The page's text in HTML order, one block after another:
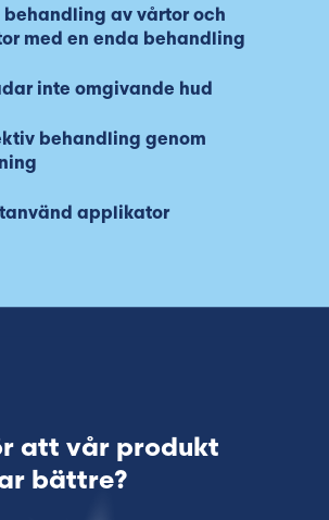
behandling av vårtor och
med en enda behandling
inte omgivande hud
behandling genom
applikator
att vår produkt
bättre?